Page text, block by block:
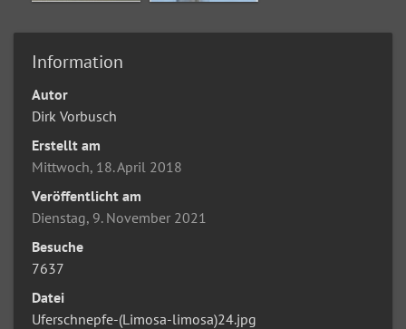
Information
Autor
Dirk Vorbusch
Erstellt am
Mittwoch, 18. April 2018
Veröffentlicht am
Dienstag, 9. November 2021
Besuche
7637
Datei
Uferschnepfe-(Limosa-limosa)24.jpg